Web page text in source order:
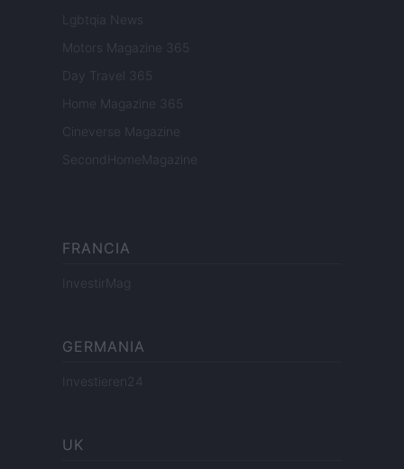
Lgbtqia News
Motors Magazine 365
Day Travel 365
Home Magazine 365
Cineverse Magazine
SecondHomeMagazine
FRANCIA
InvestirMag
GERMANIA
Investieren24
UK